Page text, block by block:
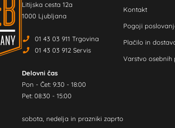
Litijska cesta 12a
1000 Ljubljana
01 43 03 911 Trgovina
01 43 03 912 Servis
Delovni čas
Pon - Čet: 9:30 - 18:00
Pet: 08:30 - 15:00
sobota, nedelja in prazniki zaprto
Kontakt
Pogoji
Plačilo in
Varstvo osebnih